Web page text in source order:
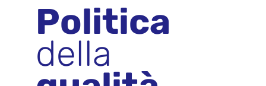
Politica
della